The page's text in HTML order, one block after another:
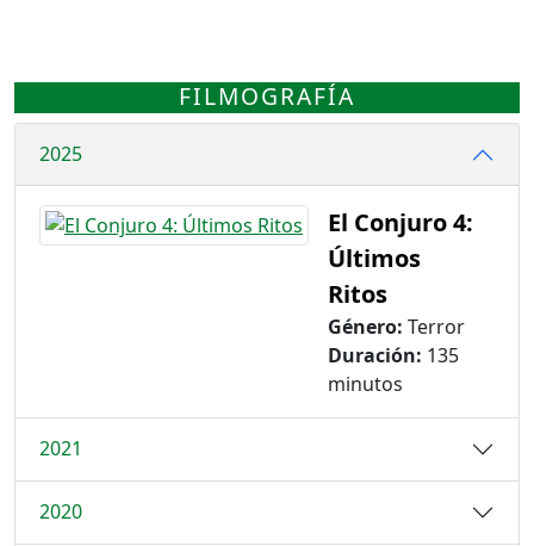
FILMOGRAFÍA
2025
El Conjuro 4:
Últimos
Ritos
Género: Terror
Duración: 135
minutos
2021
2020